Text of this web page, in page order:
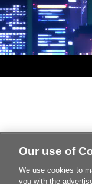
Our use of
We use cookies to
you with the